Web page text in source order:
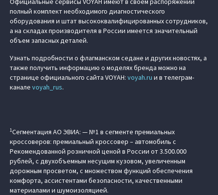
полный комплект необходимого диагностического
оборудования и штат высококвалифицированных сотрудников,
а на складах производителя в России имеется значительный
объем запасных деталей.
Узнать подробности о флагманском седане и других новостях, а
также получить информацию о моделях бренда можно на
странице официального сайта VOYAH: voyah.ru и в телеграм-
канале voyah_rus.
1Сегментация АО ЭВИА: — №1 в сегменте премиальных
кроссоверов: премиальный кроссовер – автомобиль c
Рекомендованной розничной ценой в России от 3.500.000
рублей, с двухобъемным несущим кузовом, увеличенным
дорожным просветом, с множеством функций обеспечения
комфорта, ассистентами безопасности, качественными
материалами и шумоизоляцией.